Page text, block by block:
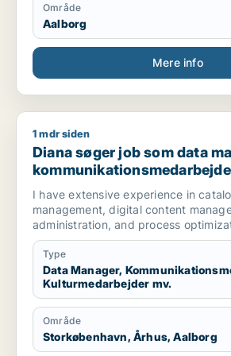
Område
Aalborg
Mere info
Diana søger job som data manager
1 mdr siden
Diana søger job som data
kulturmedarbejder / kreativ
produktspecialist
I have extensive experience in
management, digital content
administration, and process
music and media industries. I have
digital service provider (DSP)
compliance with guidelines, data
standards, and overseeing large-
processes. Adept at IP information
including contract review, copyright
analysis, and enforcement strategies.
TR/ Jeg har omfattende erfaring
Type
Data Manager,
Kulturmedarbejder mv.
Område
Storkøbenhavn, Århus, Aalborg